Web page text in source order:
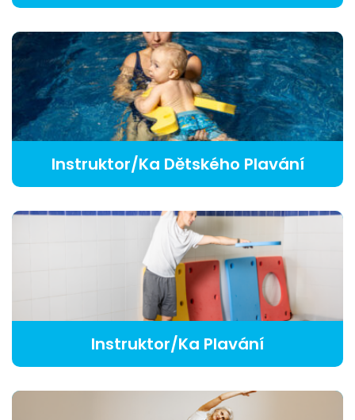
Instruktor/ka Dětského Plavání
Instruktor/ka Plavání